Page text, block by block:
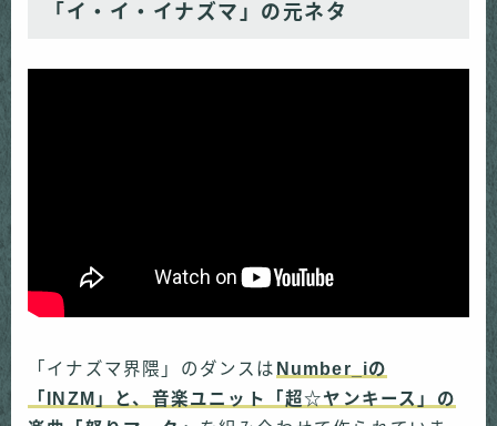
「イ・イ・イナズマ」の元ネタ
「イナズマ界隈」のダンスは Number_iの
「INZM」と、音楽ユニット「超☆ヤンキース」の